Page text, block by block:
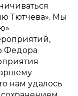
Тютчева». Мы
Федора
нам удалось